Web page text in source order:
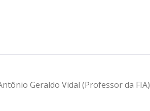
Geraldo Vidal (Professor da FIA)